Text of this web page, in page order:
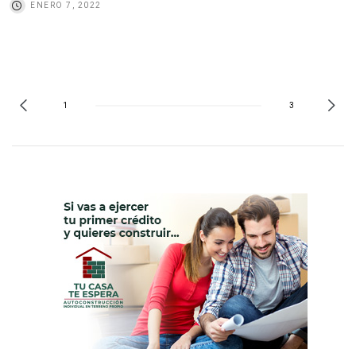
ENERO 7, 2022
1 3